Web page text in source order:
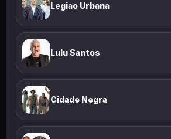
Legiao Urbana
Lulu Santos
Cidade Negra